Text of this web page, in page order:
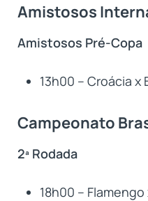
Amistosos
Amistosos Pré-Copa
13h00 – Croácia x
Campeonato
2ª Rodada
18h00 –